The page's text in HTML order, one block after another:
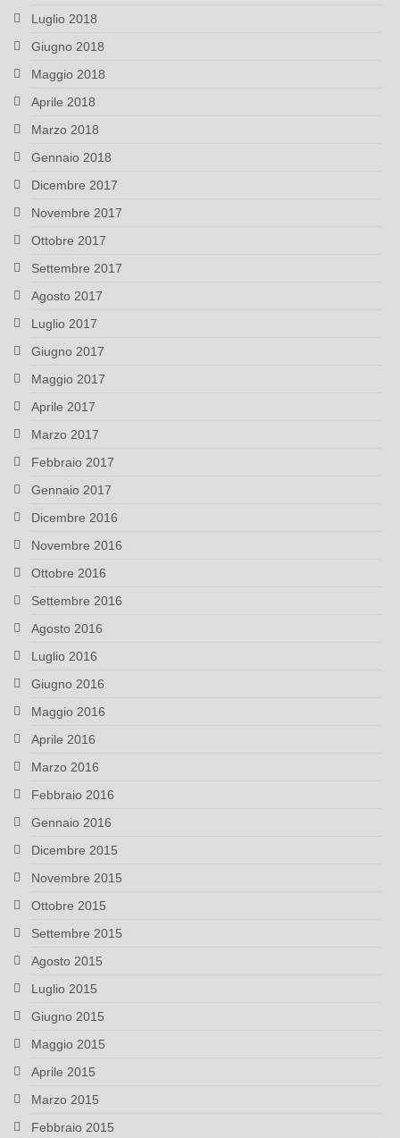
Luglio 2018
Giugno 2018
Maggio 2018
Aprile 2018
Marzo 2018
Gennaio 2018
Dicembre 2017
Novembre 2017
Ottobre 2017
Settembre 2017
Agosto 2017
Luglio 2017
Giugno 2017
Maggio 2017
Aprile 2017
Marzo 2017
Febbraio 2017
Gennaio 2017
Dicembre 2016
Novembre 2016
Ottobre 2016
Settembre 2016
Agosto 2016
Luglio 2016
Giugno 2016
Maggio 2016
Aprile 2016
Marzo 2016
Febbraio 2016
Gennaio 2016
Dicembre 2015
Novembre 2015
Ottobre 2015
Settembre 2015
Agosto 2015
Luglio 2015
Giugno 2015
Maggio 2015
Aprile 2015
Marzo 2015
Febbraio 2015